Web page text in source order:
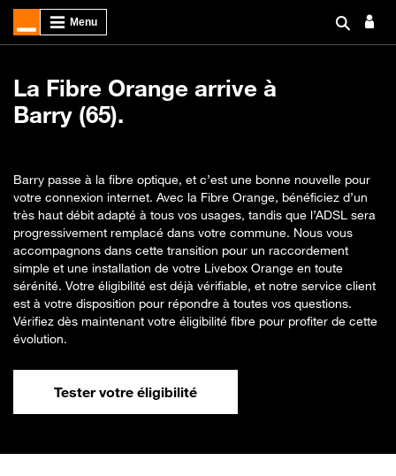
La Fibre Orange arrive à
Barry (65).
Barry passe à la fibre optique, et c’est une bonne nouvelle pour
votre connexion internet. Avec la Fibre Orange, bénéficiez d’un
très haut débit adapté à tous vos usages, tandis que l’ADSL sera
progressivement remplacé dans votre commune. Nous vous
accompagnons dans cette transition pour un raccordement
simple et une installation de votre Livebox Orange en toute
sérénité. Votre éligibilité est déjà vérifiable, et notre service client
est à votre disposition pour répondre à toutes vos questions.
Vérifiez dès maintenant votre éligibilité fibre pour profiter de cette
évolution.
Tester votre éligibilité